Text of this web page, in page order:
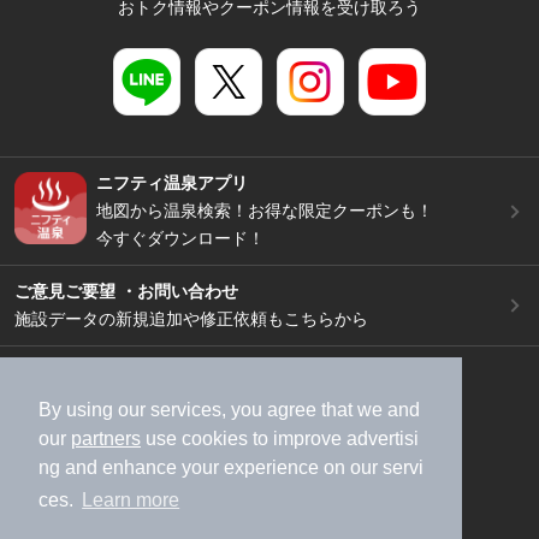
By using our services, you agree that we and
our partners use cookies to improve advertisi
ng and enhance your experience on our servi
ces.
Learn more
おトク情報やクーポン情報を受け取ろう
ニフティ温泉アプリ
地図から温泉検索！お得な限定クーポンも！
今すぐダウンロード！
ご意見ご要望 ・お問い合わせ
施設データの新規追加や修正依頼もこちらから
加盟店募集（資料請求）
広告出稿のご案内
利用規約
ライフスタイルMEMBERS+規約
特定商取引法に基づく表記
ヘルプ
採用情報
運営会社